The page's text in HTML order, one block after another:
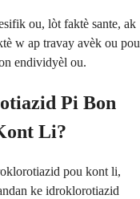
ou, lòt faktè sante, ak
w ap travay avèk ou pou
endividyèl ou.
Pi Bon
Li?
pou kont li,
ke idroklorotiazid